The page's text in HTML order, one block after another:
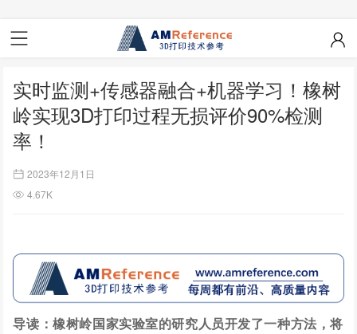
实时监测+传感器融合+机器学习！橡树
岭实现3D打印过程无损评价90%检测
率！
2023年12月1日
4.67K
导读：橡树岭国家实验室的研究人员开发了一种方法，将